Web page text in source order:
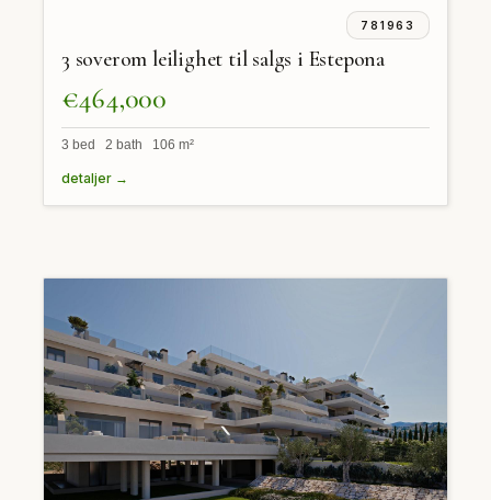
781963
3 soverom leilighet til salgs i Estepona
€464,000
3 bed 2 bath 106 m²
detaljer →